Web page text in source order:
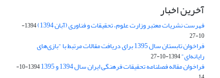
آخرین اخبار
فهرست نشریات معتبر وزارت علوم، تحقیقات و فناوری (آبان 1394)
1394-
10-27
فراخوان تابستان سال 1395 برای دریافت مقالات مرتبط با "بازی‌های
رایانه‌ای"1394-10-27
فراخوان مقاله فصلنامه تحقیقات فرهنگی ایران سال 1394 و 1395
1394-10-